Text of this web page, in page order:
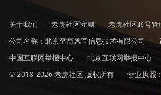
关于我们 老虎社区守则 老虎社区账号管
公司名称：北京至简风宜信息技术有限公司
中国互联网举报中心
北京互联网举报中心
© 2018-2026 老虎社区 版权所有
营业执照：